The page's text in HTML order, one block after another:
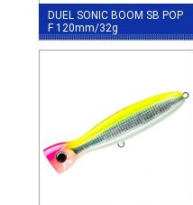
DUEL SONIC BOOM SB POP
F 120mm/32g